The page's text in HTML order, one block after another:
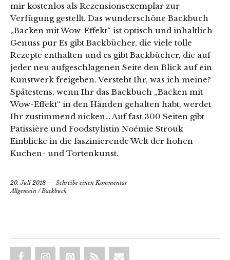
mir kostenlos als Rezensionsexemplar zur
Verfügung gestellt. Das wunderschöne Backbuch
„Backen mit Wow-Effekt“ ist optisch und inhaltlich
Genuss pur Es gibt Backbücher, die viele tolle
Rezepte enthalten und es gibt Backbücher, die auf
jeder neu aufgeschlagenen Seite den Blick auf ein
Kunstwerk freigeben. Versteht Ihr, was ich meine?
Spätestens, wenn Ihr das Backbuch „Backen mit
Wow-Effekt“ in den Händen gehalten habt, werdet
Ihr zustimmend nicken… Auf fast 300 Seiten gibt
Patissière und Foodstylistin Noémie Strouk
Einblicke in die faszinierende Welt der hohen
Kuchen- und Tortenkunst.
20. Juli 2018
Schreibe einen Kommentar
Allgemein /Backbuch